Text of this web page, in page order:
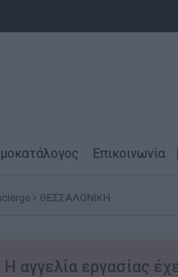
Επικοινωνία
ΘΕΣΣΑΛΟΝΙΚΗ
Η αγγελία εργασίας